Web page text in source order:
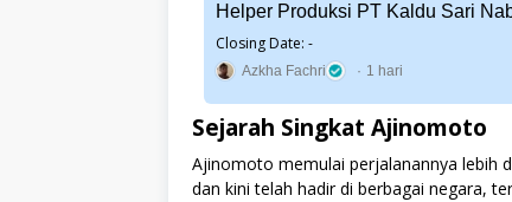
Helper Produksi PT Kaldu Sari
Closing Date: -
Azkha Fachri 1 hari
Sejarah Singkat Ajinomoto
Ajinomoto memulai perjalanannya lebih
dan kini telah hadir di berbagai negara,